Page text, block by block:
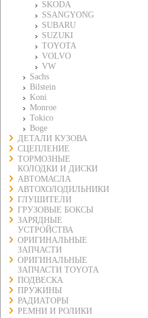
SKODA
SSANGYONG
SUBARU
SUZUKI
TOYOTA
VOLVO
VW
Sachs
Bilstein
Koni
Monroe
Tokico
Boge
ДЕТАЛИ КУЗОВА
СЦЕПЛЕНИЕ
ТОРМОЗНЫЕ
КОЛОДКИ И ДИСКИ
АВТОМАСЛА
АВТОХОЛОДИЛЬНИКИ
ГЛУШИТЕЛИ
ГРУЗОВЫЕ БОКСЫ
ЗАРЯДНЫЕ
УСТРОЙСТВА
ОРИГИНАЛЬНЫЕ
ЗАПЧАСТИ
ОРИГИНАЛЬНЫЕ
ЗАПЧАСТИ TOYOTA
ПОДВЕСКА
ПРУЖИНЫ
РАДИАТОРЫ
РЕМНИ И РОЛИКИ